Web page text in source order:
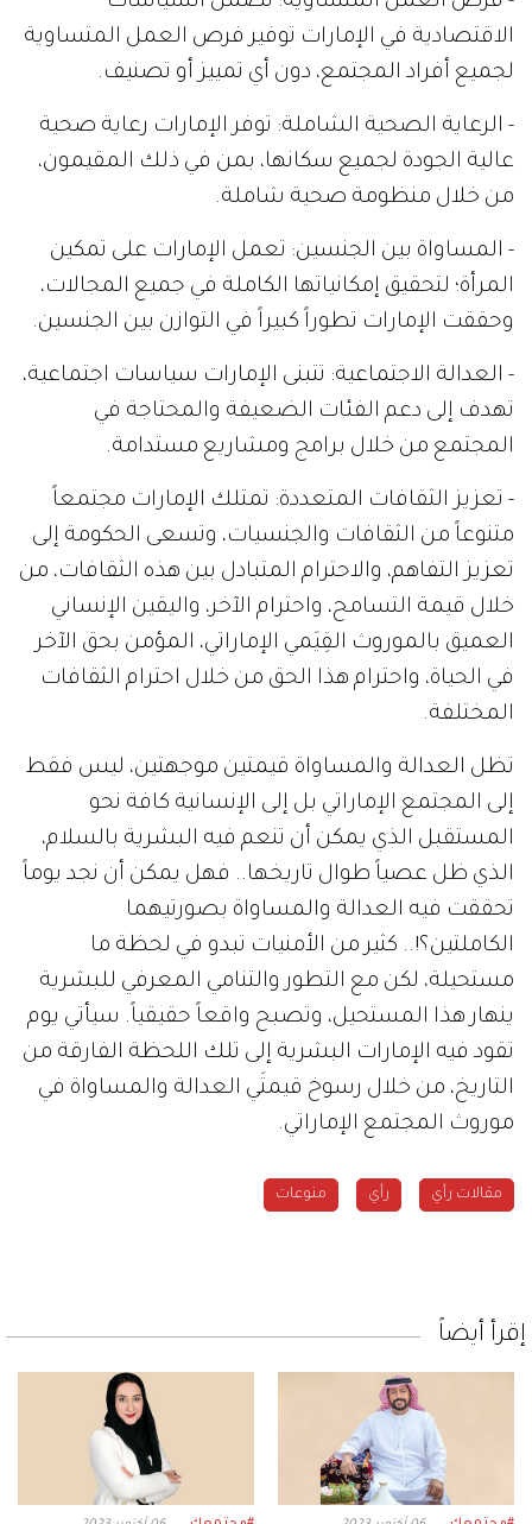
الاقتصادية في الإمارات توفير فرص العمل المتساوية
لجميع أفراد المجتمع، دون أي تمييز أو تصنيف.
- الرعاية الصحية الشاملة: توفر الإمارات رعاية صحية
عالية الجودة لجميع سكانها، بمن في ذلك المقيمون،
من خلال منظومة صحية شاملة.
- المساواة بين الجنسين: تعمل الإمارات على تمكين
المرأة؛ لتحقيق إمكانياتها الكاملة في جميع المجالات،
وحققت الإمارات تطوراً كبيراً في التوازن بين الجنسين.
- العدالة الاجتماعية: تتبنى الإمارات سياسات اجتماعية،
تهدف إلى دعم الفئات الضعيفة والمحتاجة في
المجتمع من خلال برامج ومشاريع مستدامة.
- تعزيز الثقافات المتعددة: تمتلك الإمارات مجتمعاً
متنوعاً من الثقافات والجنسيات، وتسعى الحكومة إلى
تعزيز التفاهم، والاحترام المتبادل بين هذه الثقافات، من
خلال قيمة التسامح، واحترام الآخر، واليقين الإنساني
العميق بالموروث القِيَمي الإماراتي، المؤمن بحق الآخر
في الحياة، واحترام هذا الحق من خلال احترام الثقافات
المختلفة.
تظل العدالة والمساواة قيمتين موجهتين، ليس فقط
إلى المجتمع الإماراتي بل إلى الإنسانية كافة نحو
المستقبل الذي يمكن أن تنعم فيه البشرية بالسلام،
الذي ظل عصياً طوال تاريخها.. فهل يمكن أن نجد يوماً
تحققت فيه العدالة والمساواة بصورتيهما
الكاملتين؟!.. كثير من الأمنيات تبدو في لحظة ما
مستحيلة، لكن مع التطور والتنامي المعرفي للبشرية
ينهار هذا المستحيل، وتصبح واقعاً حقيقياً. سيأتي يوم
تقود فيه الإمارات البشرية إلى تلك اللحظة الفارقة من
التاريخ، من خلال رسوخ قيمتَي العدالة والمساواة في
موروث المجتمع الإماراتي.
مقالات رأي رأي منوعات
إقرأ أيضاً